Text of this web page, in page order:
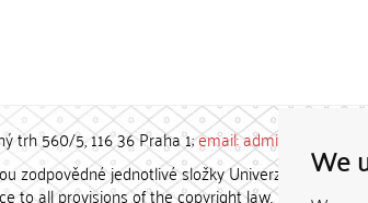
We
trh 560/5, 116 36 Praha 1;email: admin-repozitar
zodpovědné jednotlivé složky Univerzity Karlovy.
to all provisions of the copyright law.